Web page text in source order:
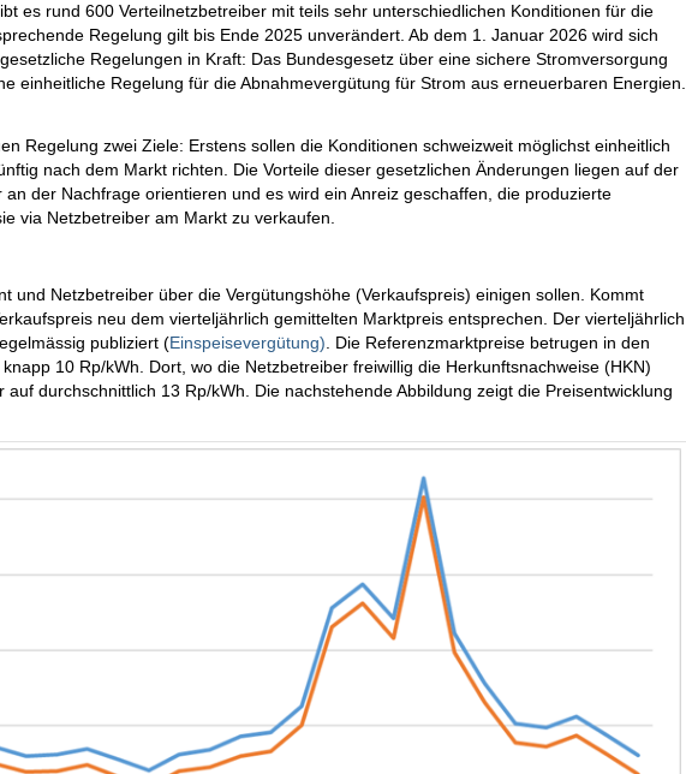
es rund 600 Verteilnetzbetreiber mit teils sehr unterschiedlichen Konditionen für die
Regelung gilt bis Ende 2025 unverändert. Ab dem 1. Januar 2026 wird sich
Regelungen in Kraft: Das Bundesgesetz über eine sichere Stromversorgung
einheitliche Regelung für die Abnahmevergütung für Strom aus erneuerbaren Energien.
Regelung zwei Ziele: Erstens sollen die Konditionen schweizweit möglichst einheitlich
nach dem Markt richten. Die Vorteile dieser gesetzlichen Änderungen liegen auf der
der Nachfrage orientieren und es wird ein Anreiz geschaffen, die produzierte
via Netzbetreiber am Markt zu verkaufen.
und Netzbetreiber über die Vergütungshöhe (Verkaufspreis) einigen sollen. Kommt
neu dem vierteljährlich gemittelten Marktpreis entsprechen. Der vierteljährlich
publiziert (Einspeisevergütung) . Die Referenzmarktpreise betrugen in den
10 Rp/kWh. Dort, wo die Netzbetreiber freiwillig die Herkunftsnachweise (HKN)
durchschnittlich 13 Rp/kWh. Die nachstehende Abbildung zeigt die Preisentwicklung